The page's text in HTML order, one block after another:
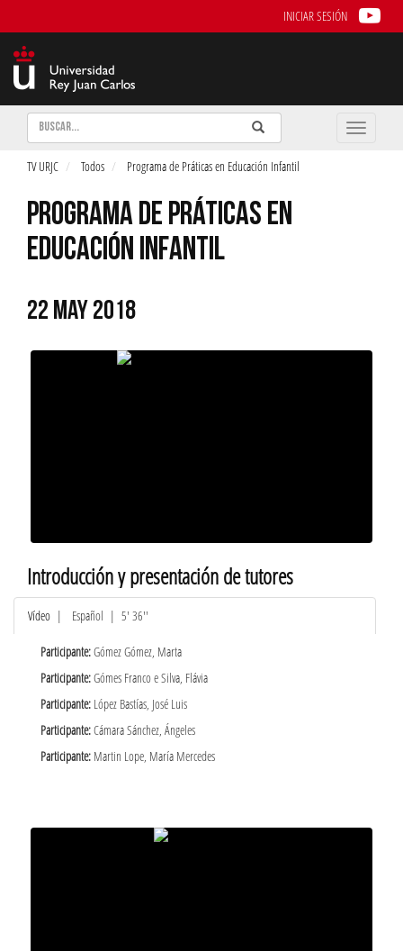
INICIAR SESIÓN
Buscar Enviar
Buscar
Toggle
TV URJC Todos Programa de Práticas en Educación Infantil
PROGRAMA DE PRÁTICAS EN
EDUCACIÓN INFANTIL
22 MAY 2018
Introducción y presentación de tutores
Vídeo | Español | 5' 36''
Participante:Gómez Gómez, Marta
Participante:Gómes Franco e Silva, Flávia
Participante: López Bastías, José Luis
Participante:Cámara Sánchez, Ángeles
Participante: Martin Lope, María Mercedes